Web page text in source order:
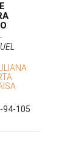
94-105